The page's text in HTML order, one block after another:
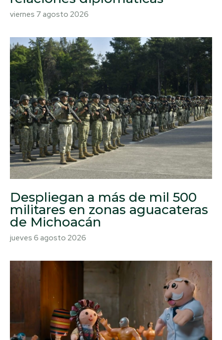
viernes 7 agosto 2026
Despliegan a más de mil 500
militares en zonas aguacateras
de Michoacán
jueves 6 agosto 2026